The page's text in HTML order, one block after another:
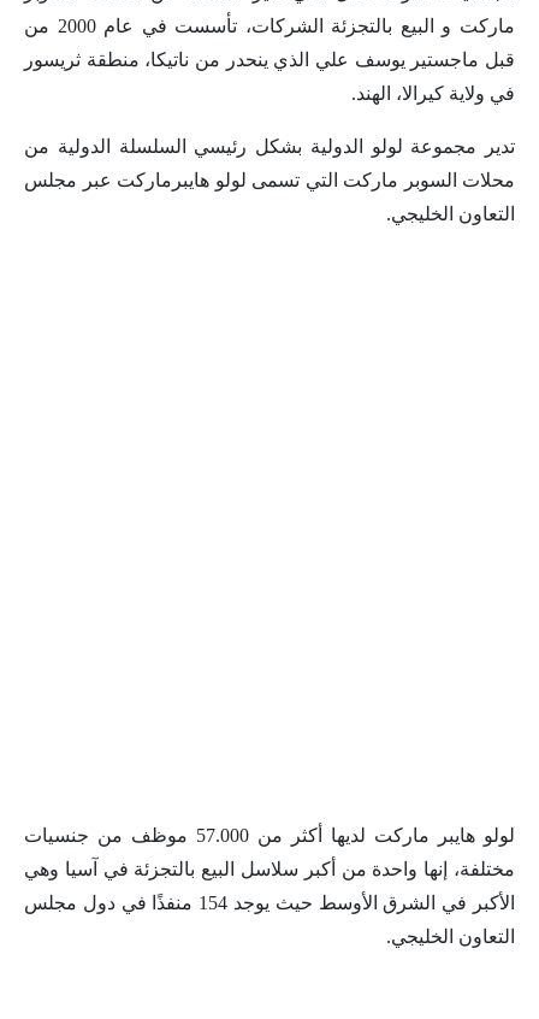
ماركت و البيع بالتجزئة الشركات، تأسست في عام 2000 من
قبل ماجستير يوسف علي الذي ينحدر من ناتيكا، منطقة ثريسور
في ولاية كيرالا، الهند.
تدير مجموعة لولو الدولية بشكل رئيسي السلسلة الدولية من
محلات السوبر ماركت التي تسمى لولو هايبرماركت عبر مجلس
التعاون الخليجي.
لولو هايبر ماركت لديها أكثر من 57.000 موظف من جنسيات
مختلفة، إنها واحدة من أكبر سلاسل البيع بالتجزئة في آسيا وهي
الأكبر في الشرق الأوسط حيث يوجد 154 منفذًا في دول مجلس
التعاون الخليجي.